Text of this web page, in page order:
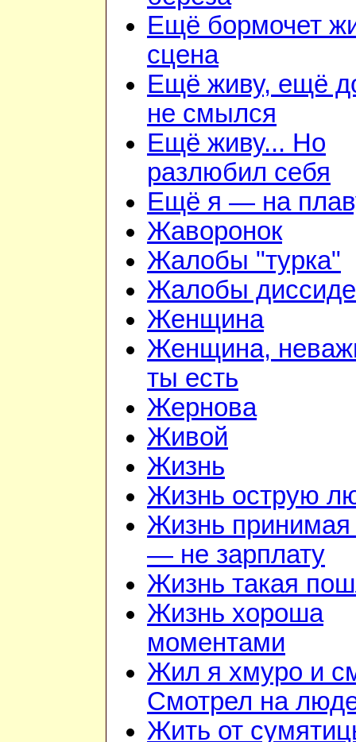
Ещё бормочет
сцена
Ещё живу, ещё
не смылся
Ещё живу... Но
разлюбил себя
Ещё я — на
Жаворонок
Жалобы "турка"
Жалобы
Женщина
Женщина,
ты есть
Жернова
Живой
Жизнь
Жизнь острую
Жизнь принимая
— не зарплату
Жизнь такая
Жизнь хороша
моментами
Жил я хмуро и
Смотрел на
Жить от